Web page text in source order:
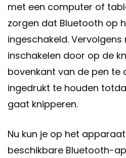
met een computer of
zorgen dat Bluetooth op
ingeschakeld.
inschakelen door op de
bovenkant van de pen te
ingedrukt te houden
gaat knipperen.
Nu kun je op het
beschikbare Bluetooth-